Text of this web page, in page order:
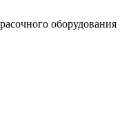
оборудования